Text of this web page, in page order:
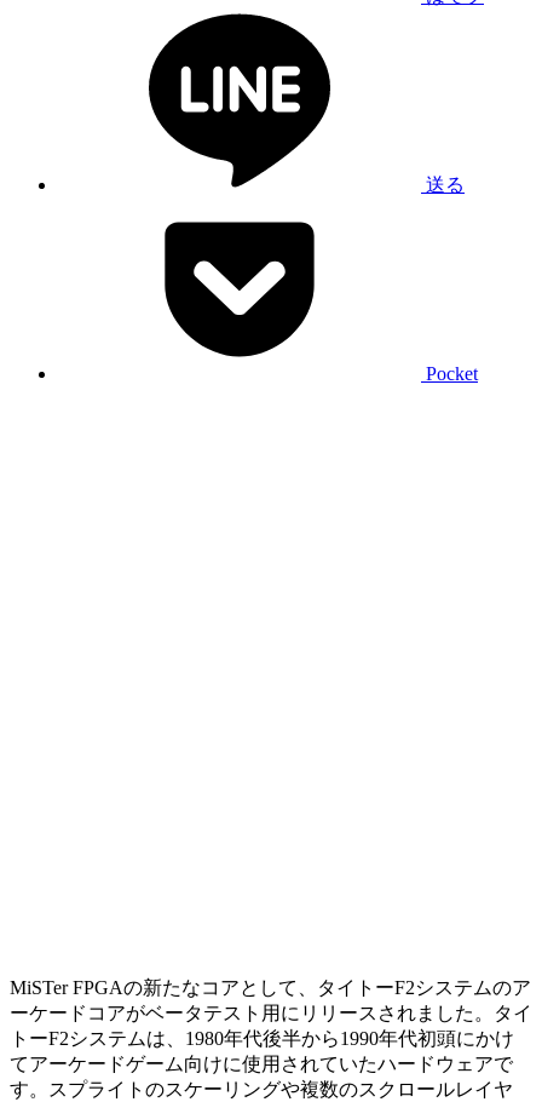
送る
Pocket
MiSTer FPGAの新たなコアとして、タイトーF2システムのア
ーケードコアがベータテスト用にリリースされました。タイ
トーF2システムは、1980年代後半から1990年代初頭にかけ
てアーケードゲーム向けに使用されていたハードウェアで
す。スプライトのスケーリングや複数のスクロールレイヤ